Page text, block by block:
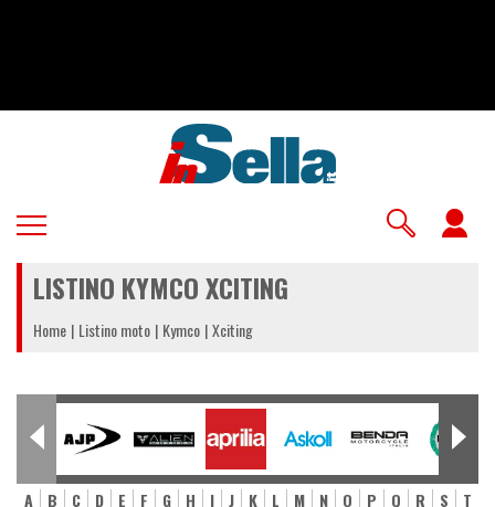
LISTINO KYMCO XCITING
Home Listino moto Kymco Xciting
A B C D E F G H I J K L M N O P Q R S
T